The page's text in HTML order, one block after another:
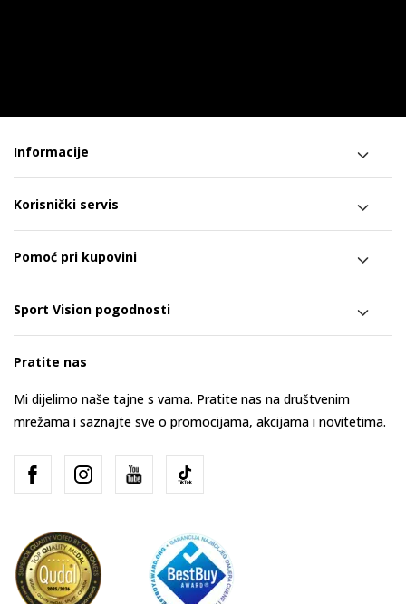
Informacije
Korisnički servis
Pomoć pri kupovini
Sport Vision pogodnosti
Pratite nas
Mi dijelimo naše tajne s vama. Pratite nas na društvenim
mrežama i saznajte sve o promocijama, akcijama i novitetima.